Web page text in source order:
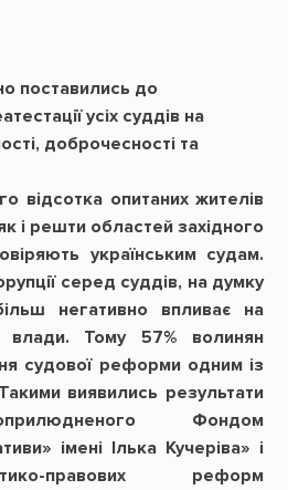
поставились до
усіх суддів на
доброчесності та
відсотка опитаних жителів
і решти областей західного
українським судам.
серед суддів, на думку
негативно впливає на
влади. Тому 57% волинян
судової реформи одним із
виявились результати
Фондом
імені Ілька Кучеріва» і
правових реформ